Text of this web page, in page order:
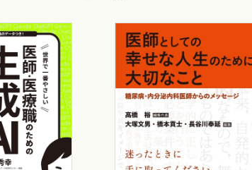
記載のあり方が問われるようになりました．
載に特化して述べるのはいささかの抵抗があ